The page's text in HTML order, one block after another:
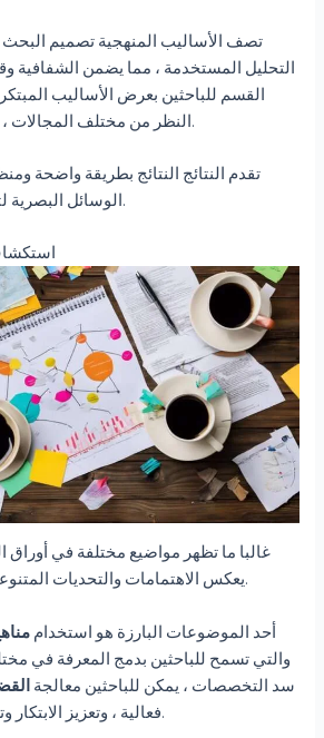
تصف الأساليب المنهجية تصميم البحث
التحليل المستخدمة ، مما يضمن الشفافية
القسم للباحثين بعرض الأساليب
النظر من مختلف المجالات ، مما يثري سياق البحث.
تقدم النتائج النتائج بطريقة واضحة
الوسائل البصرية لتعزيز الفهم والمشاركة.
غالبا ما تظهر مواضيع مختلفة في أوراق
يعكس الاهتمامات والتحديات المتنوعة في البحث الأكاديمي.
أحد الموضوعات البارزة هو استخدام
والتي تسمح للباحثين بدمج المعرفة في
سد التخصصات ، يمكن للباحثين معالجة
فعالية ، وتعزيز الابتكار وتشجيع الحلول التعاونية.